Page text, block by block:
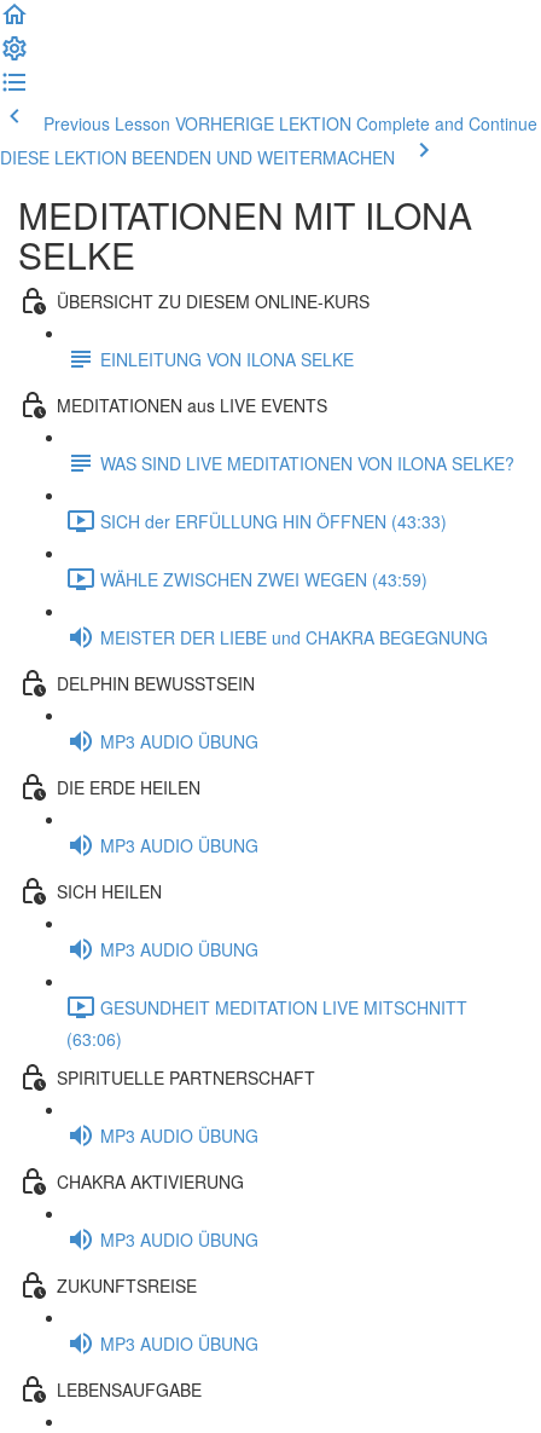
Previous Lesson VORHERIGE LEKTION Complete and Continue
DIESE LEKTION BEENDEN UND WEITERMACHEN
MEDITATIONEN MIT ILONA
SELKE
ÜBERSICHT ZU DIESEM ONLINE-KURS
EINLEITUNG VON ILONA SELKE
MEDITATIONEN aus LIVE EVENTS
WAS SIND LIVE MEDITATIONEN VON ILONA SELKE?
SICH der ERFÜLLUNG HIN ÖFFNEN (43:33)
WÄHLE ZWISCHEN ZWEI WEGEN (43:59)
MEISTER DER LIEBE und CHAKRA BEGEGNUNG
DELPHIN BEWUSSTSEIN
MP3 AUDIO ÜBUNG
DIE ERDE HEILEN
MP3 AUDIO ÜBUNG
SICH HEILEN
MP3 AUDIO ÜBUNG
GESUNDHEIT MEDITATION LIVE MITSCHNITT
(63:06)
SPIRITUELLE PARTNERSCHAFT
MP3 AUDIO ÜBUNG
CHAKRA AKTIVIERUNG
MP3 AUDIO ÜBUNG
ZUKUNFTSREISE
MP3 AUDIO ÜBUNG
LEBENSAUFGABE